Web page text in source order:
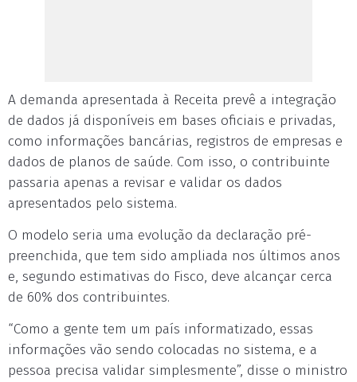
A demanda apresentada à Receita prevê a integração
de dados já disponíveis em bases oficiais e privadas,
como informações bancárias, registros de empresas e
dados de planos de saúde. Com isso, o contribuinte
passaria apenas a revisar e validar os dados
apresentados pelo sistema.
O modelo seria uma evolução da declaração pré-
preenchida, que tem sido ampliada nos últimos anos
e, segundo estimativas do Fisco, deve alcançar cerca
de 60% dos contribuintes.
“Como a gente tem um país informatizado, essas
informações vão sendo colocadas no sistema, e a
pessoa precisa validar simplesmente”, disse o ministro